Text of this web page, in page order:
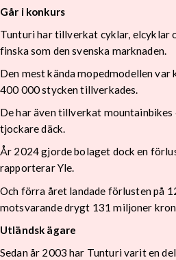
Går i konkurs
Tunturi har tillverkat cyklar, elcyklar
finska som den svenska marknaden.
Den mest kända mopedmodellen
400 000 stycken tillverkades.
De har även tillverkat mountainbikes
tjockare däck.
År 2024 gjorde bolaget dock en
rapporterar Yle.
Och förra året landade förlusten på
motsvarande drygt 131 miljoner
Utländsk ägare
Sedan år 2003 har Tunturi varit en